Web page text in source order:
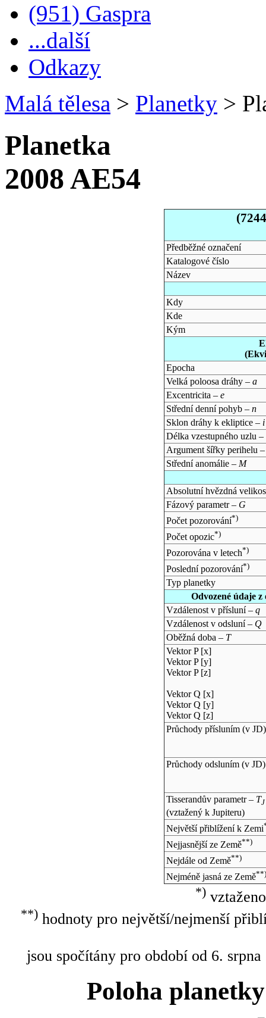
(951) Gaspra
...další
Odkazy
Malá tělesa > Planetky >
Planetka
2008 AE54
Předběžné označení
Katalogové číslo
Název
Kdy
Kde
Kým
Epocha
Velká poloosa dráhy – a
Excentricita – e
Střední denní pohyb – n
Sklon dráhy k ekliptice – i
Délka vzestupného uzlu –
Argument šířky perihelu
Střední anomálie – M
Absolutní hvězdná
Fázový parametr – G
Počet pozorování*)
Počet opozic*)
Pozorována v letech*)
Poslední pozorování*)
Typ planetky
Odvozené údaje
Vzdálenost v přísluní – q
Vzdálenost v odsluní – Q
Oběžná doba – T
Vektor P [x]
Vektor P [y]
Vektor P [z]
Vektor Q [x]
Vektor Q [y]
Vektor Q [z]
Průchody přísluním (v JD)
Průchody odsluním (v JD)
Tisserandův parametr – TJ
(vztažený k Jupiteru)
Největší přiblížení k Zemi
Nejjasnější ze Země**)
Nejdále od Země**)
Nejméně jasná ze Země**)
*)
**)hodnoty pro největší/nejmenší
jsou spočítány pro období od 6.
Poloha